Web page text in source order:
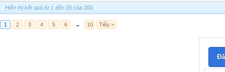
Hiển thị kết quả từ 1 đến 20 của 200
1 2 3 4 5 6 → 10 Tiếp >